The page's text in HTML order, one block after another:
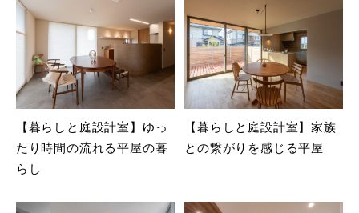
【暮らしと庭設計室】ゆっ
たり時間の流れる平屋の暮
らし
【暮らしと庭設計室】家族
との繋がりを感じる平屋